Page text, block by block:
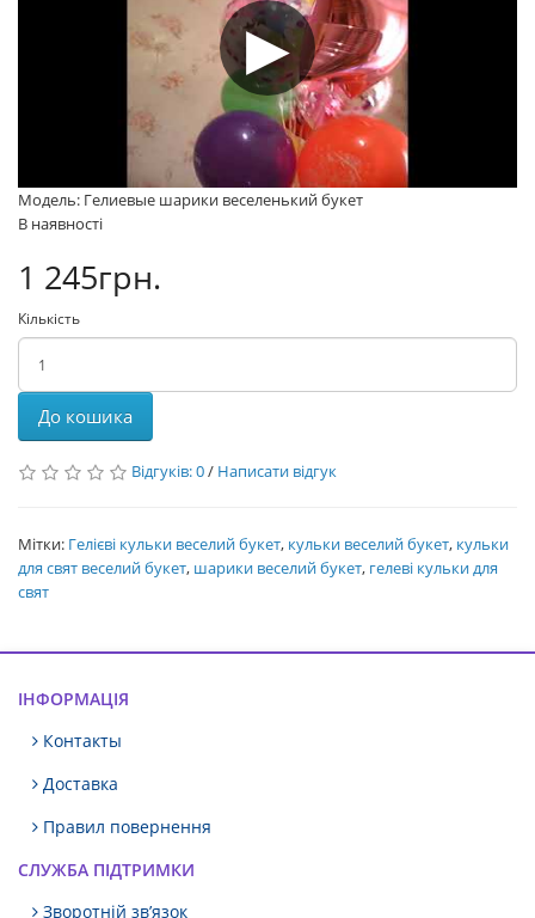
Модель: Гелиевые шарики веселенький букет
В наявності
1 245грн.
Кількість
До кошика
Відгуків: 0/ Написати відгук
Мітки: Гелієві кульки веселий букет, кульки веселий букет, кульки
для свят веселий букет, шарики веселий букет, гелеві кульки для
свят
ІНФОРМАЦІЯ
Контакты
Доставка
Правил повернення
СЛУЖБА ПІДТРИМКИ
Зворотній зв’язок